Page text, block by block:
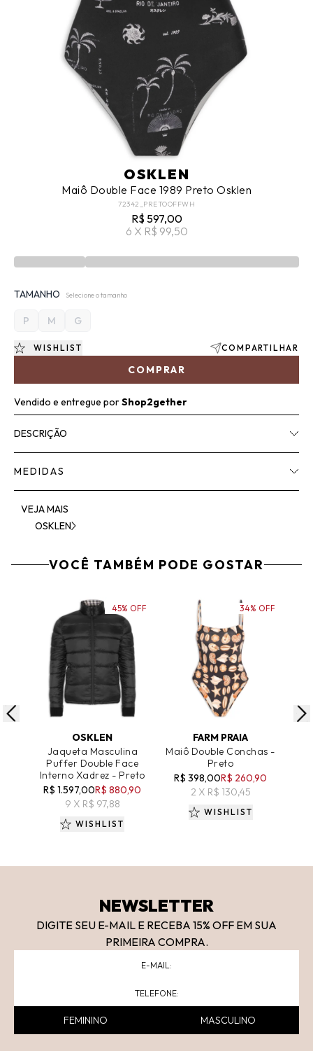
OSKLEN
Maiô Double Face 1989 Preto Osklen
72342_PRETOOFFWH
R$ 597,00
6 X R$ 99,50
TAMANHO Selecione o tamanho
P M G
COMPRAR
WISHLIST COMPARTILHAR
Vendido e entregue porShop2gether
DESCRIÇÃO
MEDIDAS
VEJA MAIS
OSKLEN
VOCÊ TAMBÉM PODE GOSTAR
ADICIONAR AO CARRINHO
OSKLEN
Jaqueta Masculina
Puffer Double Face
Interno Xadrez - Preto
R$ 1.597,00R$ 880,90
9 X R$ 97,88
45% OFF
WISHLIST
ADICIONAR AO CARRINHO
FARM PRAIA
Maiô Double Conchas -
Preto
R$ 398,00R$ 260,90
2 X R$ 130,45
34% OFF
WISHLIST
NEWSLETTER
DIGITE SEU E-MAIL E RECEBA 15% OFF EM SUA
PRIMEIRA COMPRA.
FEMININO MASCULINO